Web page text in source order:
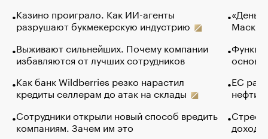
Казино проиграло. Как ИИ-агенты
разрушают букмекерскую индустрию
Выживают сильнейших. Почему компании
избавляются от лучших сотрудников
Как банк Wildberries резко нарастил
кредиты селлерам до атак на склады
Сотрудники открыли новый способ вредить
компаниям. Зачем им это
Маск в
основ
ЕС
нефти